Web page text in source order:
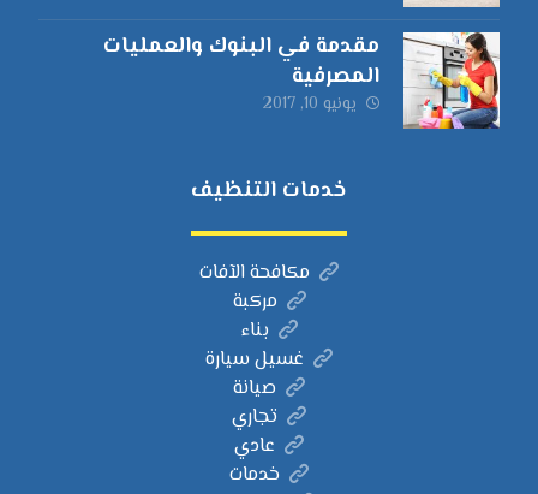
مقدمة في البنوك والعمليات
المصرفية
يونيو 10, 2017
خدمات التنظيف
مكافحة الآفات
مركبة
بناء
غسيل سيارة
صيانة
تجاري
عادي
خدمات